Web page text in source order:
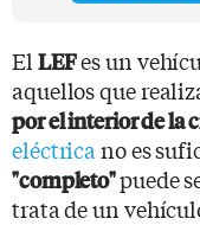
El LEFes un
aquellos que
por el interior de la
eléctrica no es
"completo"puede
trata de un